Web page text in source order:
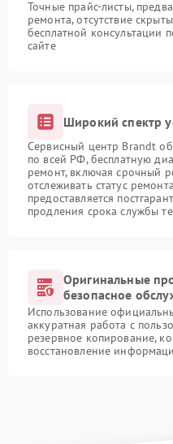
Точные прайс-листы,
ремонта, отсутствие
бесплатной консультации
сайте
Широкий спектр
Сервисный центр Brandt
по всей РФ, бесплатную
ремонт, включая срочный
отслеживать статус
предоставляется
продления срока службы
Оригинальные
безопасное
Использование
аккуратная работа с
резервное копирование,
восстановление